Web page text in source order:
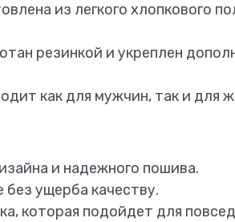
из легкого хлопкового
резинкой и укреплен
как для мужчин, так и для
и надежного пошива.
ущерба качеству.
которая подойдет для